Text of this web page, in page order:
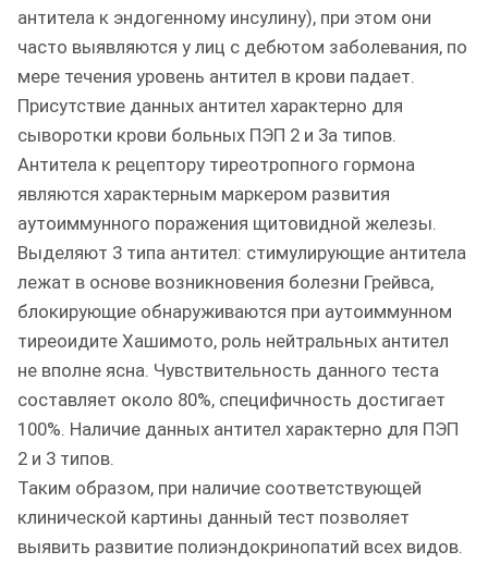
антитела к эндогенному инсулину), при этом они
часто выявляются у лиц с дебютом заболевания, по
мере течения уровень антител в крови падает.
Присутствие данных антител характерно для
сыворотки крови больных ПЭП 2 и 3а типов.
Антитела к рецептору тиреотропного гормона
являются характерным маркером развития
аутоиммунного поражения щитовидной железы.
Выделяют 3 типа антител: стимулирующие антитела
лежат в основе возникновения болезни Грейвса,
блокирующие обнаруживаются при аутоиммунном
тиреоидите Хашимото, роль нейтральных антител
не вполне ясна. Чувствительность данного теста
составляет около 80%, специфичность достигает
100%. Наличие данных антител характерно для ПЭП
2 и 3 типов.
Таким образом, при наличие соответствующей
клинической картины данный тест позволяет
выявить развитие полиэндокринопатий всех видов.